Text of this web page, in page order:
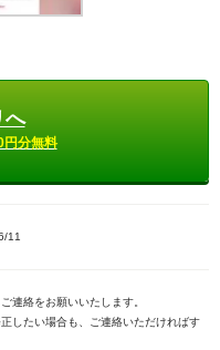
円分無料
11
連絡をお願いいたします。
したい場合も、ご連絡いただければす